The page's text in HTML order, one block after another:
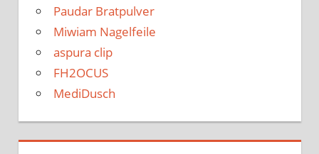
Paudar Bratpulver
Miwiam Nagelfeile
aspura clip
FH2OCUS
MediDusch